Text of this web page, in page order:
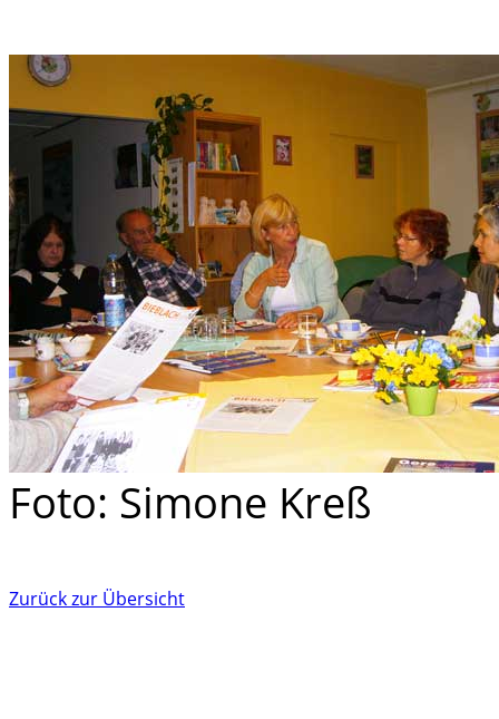
Foto: Simone Kreß
Zurück zur Übersicht